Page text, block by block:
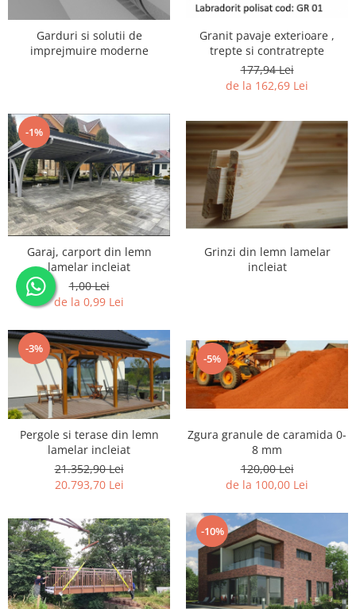
Garduri si solutii de
imprejmuire moderne
Granit pavaje exterioare ,
trepte si contratrepte
177,94 Lei
de la 162,69 Lei
-1%
Garaj, carport din lemn
lamelar incleiat
1,00 Lei
de la 0,99 Lei
Grinzi din lemn lamelar
incleiat
-3%
Pergole si terase din lemn
lamelar incleiat
21.352,90 Lei
20.793,70 Lei
-5%
Zgura granule de caramida 0-
8 mm
120,00 Lei
de la 100,00 Lei
-10%